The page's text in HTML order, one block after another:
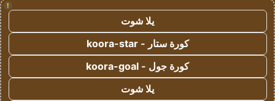
!
يلا شوت
كورة ستار - koora-star
كورة جول - koora-goal
يلا شوت